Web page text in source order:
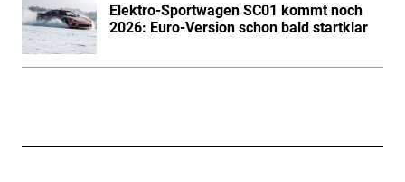
Elektro-Sportwagen SC01 kommt noch
2026: Euro-Version schon bald startklar